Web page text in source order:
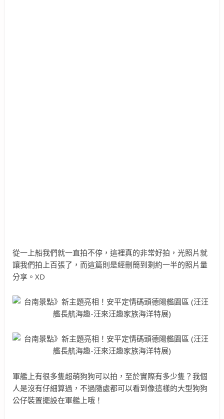
從一上船我們就一直拍不停，這裡真的非常好拍，光照片就
讓我們拍上百張了，而這篇則是經刪簡到剩約一半的照片量
分享。XD
軍艦上有很多隻超萌狗狗可以拍，至於實際有多少隻？我個
人是沒有仔細算過，不過隨處都可以看到像這樣的大型狗狗
公仔裝置擺設在軍艦上哦！